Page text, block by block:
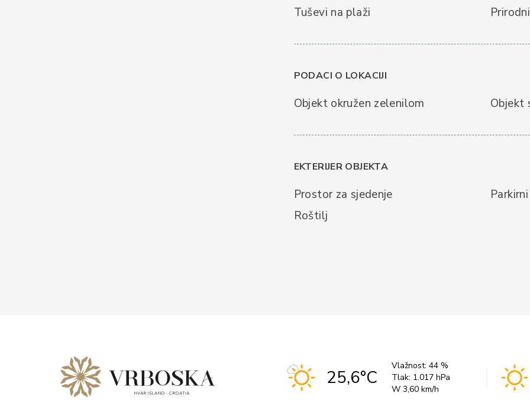
Tuševi na plaži
PODACI O LOKACIJI
Objekt okružen zelenilom Objekt
EKTERIJER OBJEKTA
Prostor za sjedenje
Roštilj
25,6°C
Vlažnost: 44 %
Tlak: 1.017 hPa
W 3,60 km/h